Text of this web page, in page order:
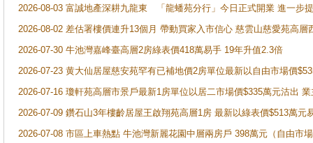
2026-08-03 富誠地產深耕九龍東 「龍蟠苑分行」今日正式開業 進一步
2026-08-02 差估署樓價連升13個月 帶動買家入市信心 慈雲山慈愛苑高層
2026-07-30 牛池灣嘉峰臺高層2房綠表價418萬易手 19年升值2.3倍
2026-07-23 黄大仙居屋慈安苑罕有已補地價2房單位最新以自由市場價
2026-07-16 瓊軒苑高層市景戶最新1房單位以居二市場價$335萬元沽出
2026-07-09 鑽石山3年樓齡居屋王啟翔苑高層1房 最新以綠表價$513萬元
2026-07-08 市區上車熱點 牛池灣新麗花園中層兩房戶 398萬元（自由市